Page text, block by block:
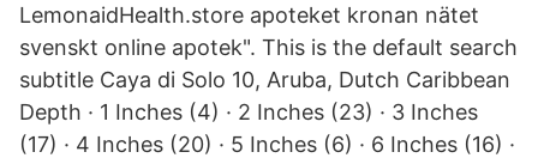
LemonaidHealth.store apoteket kronan nätet
svenskt online apotek". This is the default search
subtitle Caya di Solo 10, Aruba, Dutch Caribbean
Depth · 1 Inches (4) · 2 Inches (23) · 3 Inches
(17) · 4 Inches (20) · 5 Inches (6) · 6 Inches (16) ·